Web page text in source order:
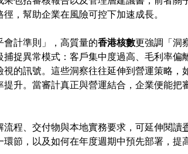
，幫助企業在風險可控下加速成長。
會計準則」，高質量的香港核數更強調「洞
捕捉異常模式：客戶集中度過高、毛利率偏
的訊號。這些洞察往往延伸到營運策略，
提升。當審計真正與營運結合，企業便能把
流程、交付物與本地實務要求，可延伸閱讀
節，以及如何在年度週期中預先部署，提